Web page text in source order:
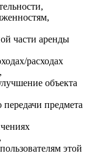
части аренды
расходах
объекта
предмета
этой